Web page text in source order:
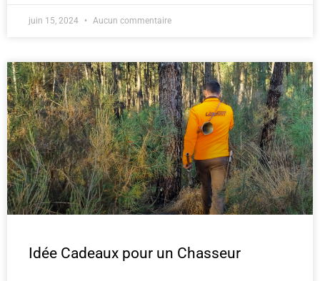
juin 15, 2024 Aucun commentaire
Idée Cadeaux pour un Chasseur